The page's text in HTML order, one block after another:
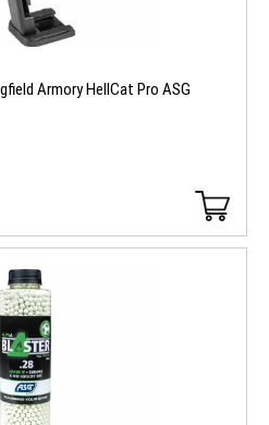
Armory HellCat Pro ASG